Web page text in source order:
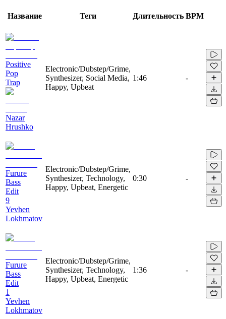
Название Теги Длительность BPM
Positive
Pop
Trap
Nazar
Hrushko
Electronic/Dubstep/Grime,
Synthesizer, Social Media,
Happy, Upbeat
1:46 -
Furure
Bass
Edit
9
Yevhen
Lokhmatov
Electronic/Dubstep/Grime,
Synthesizer, Technology,
Happy, Upbeat, Energetic
0:30 -
Furure
Bass
Edit
1
Yevhen
Lokhmatov
Electronic/Dubstep/Grime,
Synthesizer, Technology,
Happy, Upbeat, Energetic
1:36 -